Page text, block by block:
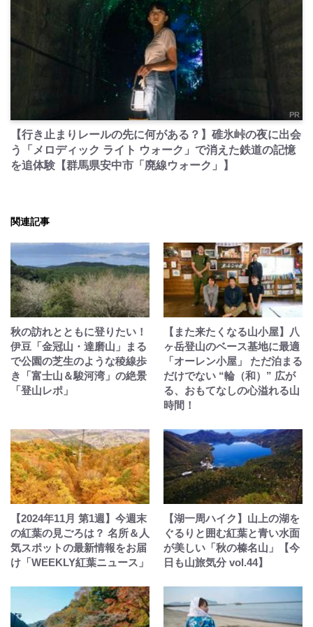
PR
【行き止まりレールの先に何がある？】碓氷峠の夜に出会
う「メロディック ライト ウォーク」で消えた鉄道の記憶
を追体験【群馬県安中市「廃線ウォーク」】
関連記事
秋の訪れとともに登りたい！
伊豆「金冠山・達磨山」まる
で公園の芝生のような稜線歩
き「富士山＆駿河湾」の絶景
「登山レポ」
【また来たくなる山小屋】八
ヶ岳登山のベース基地に最適
「オーレン小屋」 ただ泊まる
だけでない “輪（和）” 広が
る、おもてなしの心溢れる山
時間！
【2024年11月 第1週】今週末
の紅葉の見ごろは？ 名所＆人
気スポットの最新情報をお届
け「WEEKLY紅葉ニュース」
【湖一周ハイク】山上の湖を
ぐるりと囲む紅葉と青い水面
が美しい「秋の榛名山」【今
日も山旅気分 vol.44】